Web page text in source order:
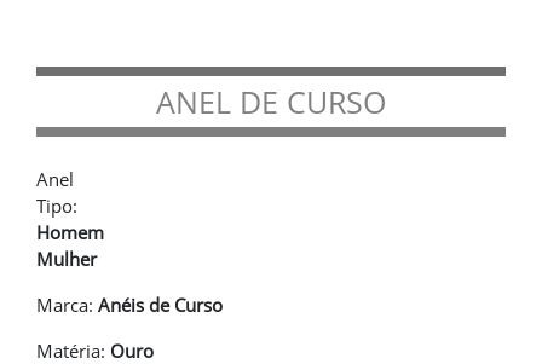
ANEL DE CURSO
Anel
Tipo:
Homem
Mulher
Marca: Anéis de Curso
Matéria: Ouro